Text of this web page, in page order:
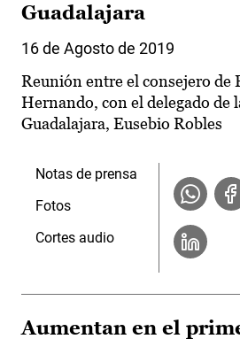
Guadalajara
16 de Agosto de 2019
Reunión entre el consejero de
Hernando, con el delegado de
Guadalajara, Eusebio Robles
Notas de prensa
Fotos
Cortes audio
Aumentan en el